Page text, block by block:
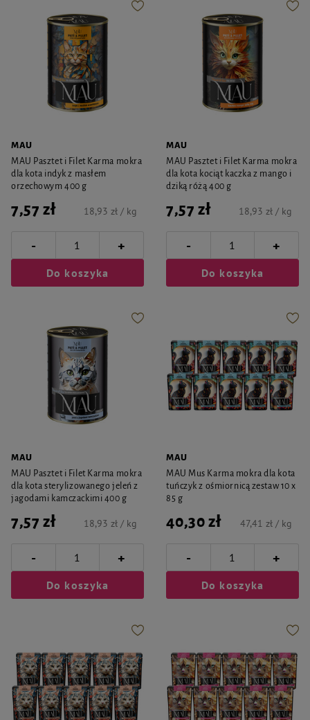
MAU
MAU Pasztet i Filet Karma mokra
dla kota indyk z masłem
orzechowym 400 g
7,57 zł 18,93 zł / kg
- +
Do koszyka
MAU
MAU Pasztet i Filet Karma mokra
dla kota kociąt kaczka z mango i
dziką różą 400 g
7,57 zł 18,93 zł / kg
- +
Do koszyka
MAU
MAU Pasztet i Filet Karma mokra
dla kota sterylizowanego jeleń z
jagodami kamczackimi 400 g
7,57 zł 18,93 zł / kg
- +
Do koszyka
MAU
MAU Mus Karma mokra dla kota
tuńczyk z ośmiornicą zestaw 10 x
85 g
40,30 zł 47,41 zł / kg
- +
Do koszyka